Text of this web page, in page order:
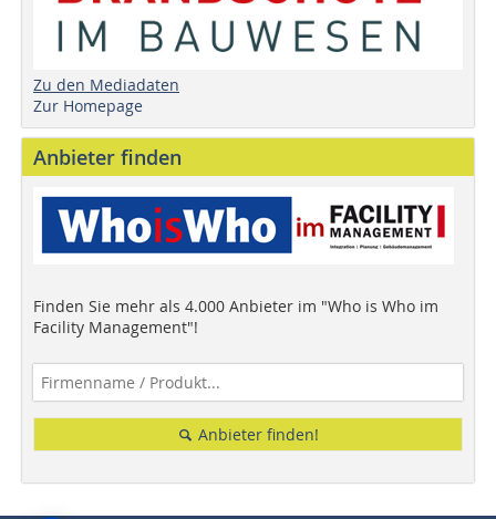
Zu den Mediadaten
Zur Homepage
Anbieter finden
Finden Sie mehr als 4.000 Anbieter im "Who is Who im
Facility Management"!
Anbieter finden!